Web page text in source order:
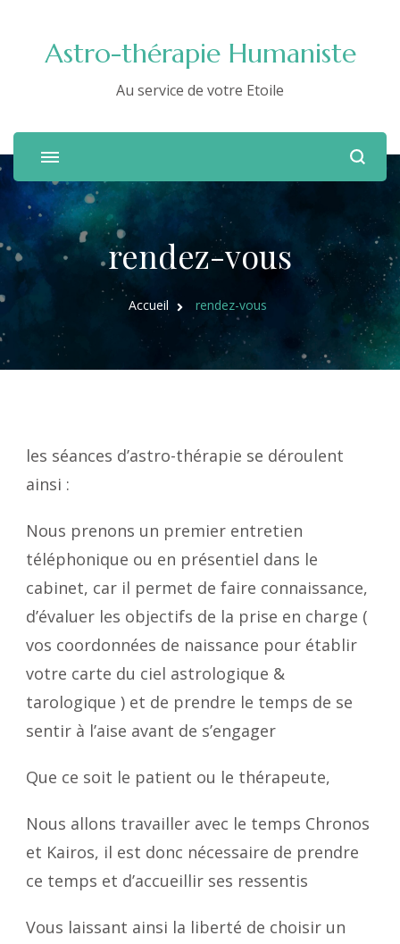
Astro-thérapie Humaniste
Au service de votre Etoile
rendez-vous
Accueil rendez-vous
les séances d’astro-thérapie se déroulent
ainsi :
Nous prenons un premier entretien
téléphonique ou en présentiel dans le
cabinet, car il permet de faire connaissance,
d’évaluer les objectifs de la prise en charge (
vos coordonnées de naissance pour établir
votre carte du ciel astrologique &
tarologique ) et de prendre le temps de se
sentir à l’aise avant de s’engager
Que ce soit le patient ou le thérapeute,
Nous allons travailler avec le temps Chronos
et Kairos, il est donc nécessaire de prendre
ce temps et d’accueillir ses ressentis
Vous laissant ainsi la liberté de choisir un